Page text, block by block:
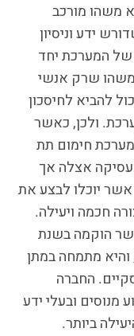
משהו מורכב
ידע וניסיון
של המערכת יחד
משהו שרק אנשי
להביא לחיסכון
ולכן, כאשר
חימום תת
אצלה אך
אשר יוכלו לבצע את
חכמה ויעילה.
הוקמה בשנת
והיא מתמחה במתן
החברה
ובעלי ידע
ביותר.